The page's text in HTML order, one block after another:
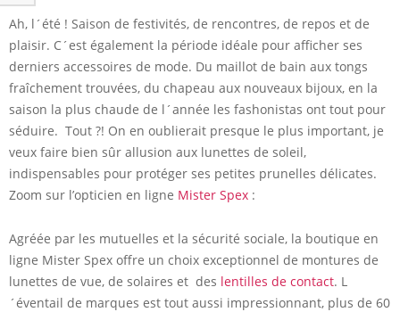
Ah, l´été ! Saison de festivités, de rencontres, de repos et de
plaisir. C´est également la période idéale pour afficher ses
derniers accessoires de mode. Du maillot de bain aux tongs
fraîchement trouvées, du chapeau aux nouveaux bijoux, en la
saison la plus chaude de l´année les fashonistas ont tout pour
séduire. Tout ?! On en oublierait presque le plus important, je
veux faire bien sûr allusion aux lunettes de soleil,
indispensables pour protéger ses petites prunelles délicates.
Zoom sur l’opticien en ligne Mister Spex :
Agréée par les mutuelles et la sécurité sociale, la boutique en
ligne Mister Spex offre un choix exceptionnel de montures de
lunettes de vue, de solaires et des lentilles de contact. L
´éventail de marques est tout aussi impressionnant, plus de 60